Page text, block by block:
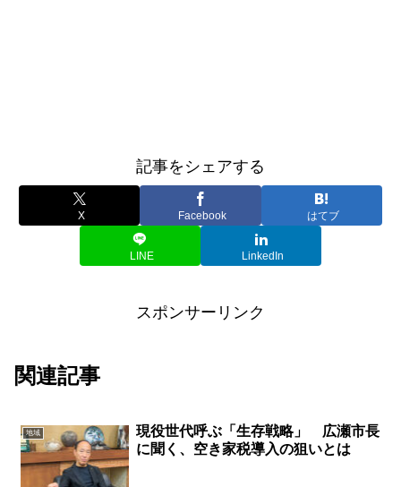
記事をシェアする
X Facebook はてブ
LINE LinkedIn
スポンサーリンク
関連記事
地域
現役世代呼ぶ「生存戦略」 広瀬市長
に聞く、空き家税導入の狙いとは